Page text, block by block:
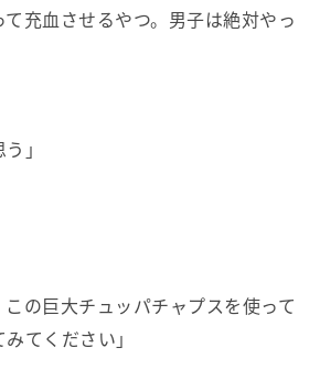
て充血させるやつ。男子は絶対やっ
」
この巨大チュッパチャプスを使って
てください」